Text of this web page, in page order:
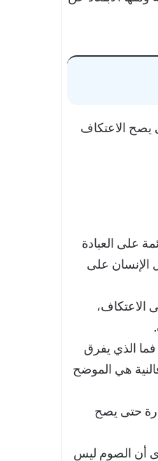
يصح الاعتكاف
على العبادة
على
الاعتكاف،
الذي يفرق
هي الموضح
حتى يصح
أن الصوم ليس